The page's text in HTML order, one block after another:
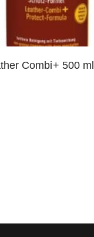
Combi+ 500 ml